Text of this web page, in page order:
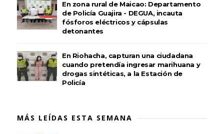
En zona rural de Maicao: Departamento
de Policía Guajira - DEGUA, incauta
fósforos eléctricos y cápsulas
detonantes
En Riohacha, capturan una ciudadana
cuando pretendía ingresar marihuana y
drogas sintéticas, a la Estación de
Policía
MÁS LEÍDAS ESTA SEMANA